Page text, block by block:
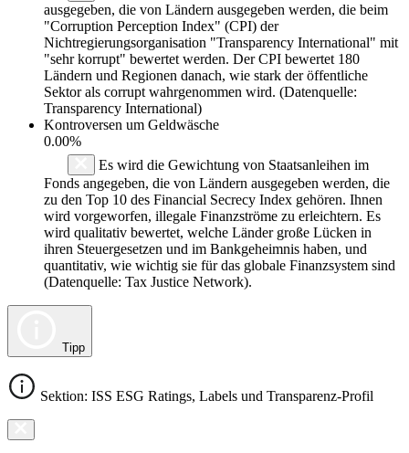
ausgegeben, die von Ländern ausgegeben werden, die beim
"Corruption Perception Index" (CPI) der
Nichtregierungsorganisation "Transparency International" mit
"sehr korrupt" bewertet werden. Der CPI bewertet 180
Ländern und Regionen danach, wie stark der öffentliche
Sektor als corrupt wahrgenommen wird. (Datenquelle:
Transparency International)
Kontroversen um Geldwäsche
0.00%
Es wird die Gewichtung von Staatsanleihen im
Fonds angegeben, die von Ländern ausgegeben werden, die
zu den Top 10 des Financial Secrecy Index gehören. Ihnen
wird vorgeworfen, illegale Finanzströme zu erleichtern. Es
wird qualitativ bewertet, welche Länder große Lücken in
ihren Steuergesetzen und im Bankgeheimnis haben, und
quantitativ, wie wichtig sie für das globale Finanzsystem sind
(Datenquelle: Tax Justice Network).
Tipp
Sektion: ISS ESG Ratings, Labels und Transparenz-Profil